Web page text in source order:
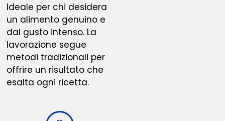
Ideale per chi desidera
un alimento genuino e
dal gusto intenso. La
lavorazione segue
metodi tradizionali per
offrire un risultato che
esalta ogni ricetta.